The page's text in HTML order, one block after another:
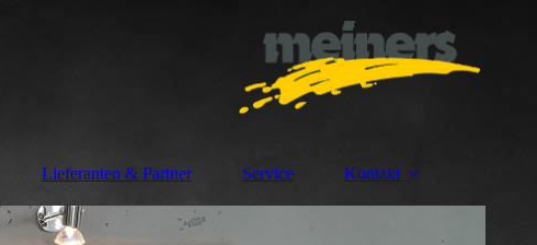
Lieferanten & Partner Service Kontakt